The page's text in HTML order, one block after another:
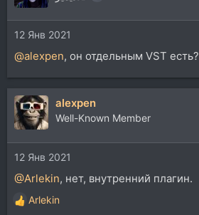
и
и
:12 Янв 2021
@alexpen, он отдельным VST есть?
alexpen
Well-Known Member
12 Янв 2021
@Arlekin, нет, внутренний плагин.
Р
Arlekin